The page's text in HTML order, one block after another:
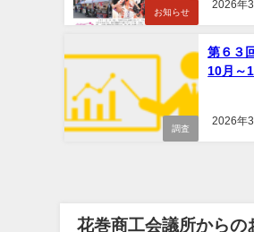
お知らせ
2026年
調査
第６３
10月～
2026年3
花巻商工会議所からの